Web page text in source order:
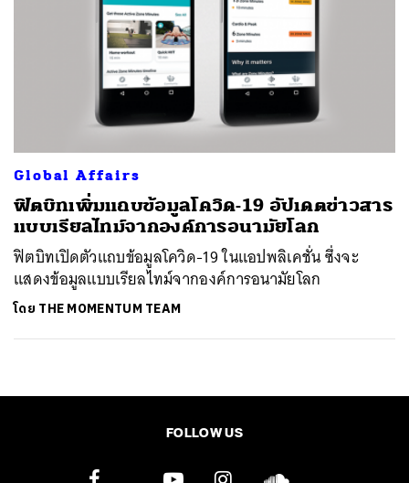
Global Affairs
ฟิตบิทเพิ่มแถบข้อมูลโควิด-19 อัปเดตข่าวสาร
แบบเรียลไทม์จากองค์การอนามัยโลก
ฟิตบิทเปิดตัวแถบข้อมูลโควิด-19 ในแอปพลิเคชั่น ซึ่งจะ
แสดงข้อมูลแบบเรียลไทม์จากองค์การอนามัยโลก
โดย THE MOMENTUM TEAM
FOLLOW US
SHARE TWEET LINE EMAIL